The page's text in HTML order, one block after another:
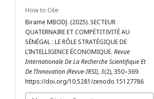
How to Cite
Birame MBODJ. (2025). SECTEUR
QUATERNAIRE ET COMPÉTITIVITÉ AU
SÉNÉGAL : LE RÔLE STRATÉGIQUE DE
L’INTELLIGENCE ÉCONOMIQUE. Revue
Internationale De La Recherche Scientifique Et
De l’Innovation (Revue-IRSI),3(2), 350–369.
https://doi.org/10.5281/zenodo.15127786